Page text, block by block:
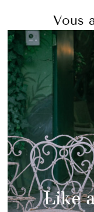
Vous
Like